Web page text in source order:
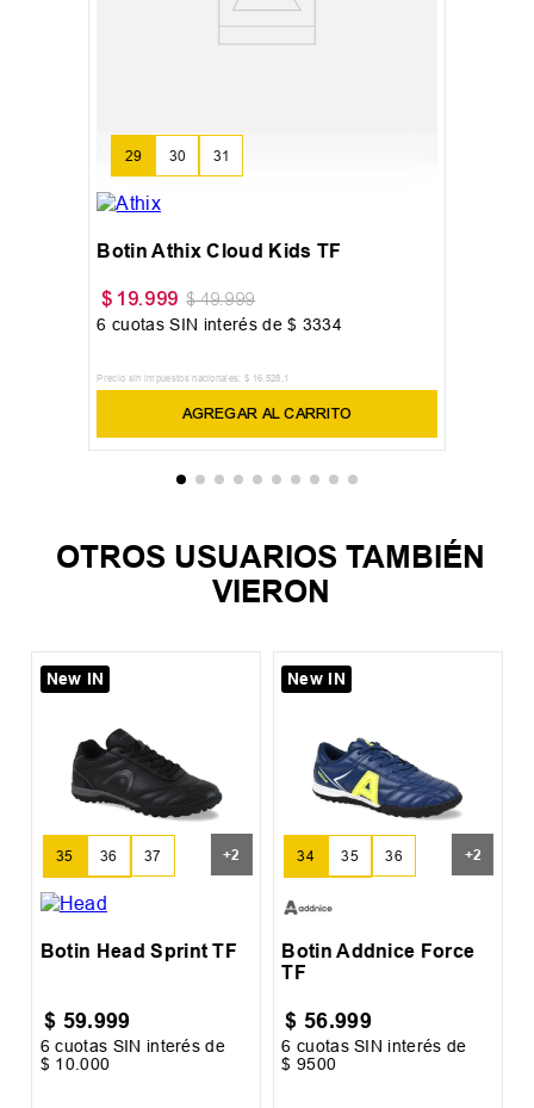
29 30 31
Botin Athix Cloud Kids TF
$ 19.999 $ 49.999
6 cuotas SIN interés de$ 3334
Precio sin impuestos nacionales: $ 16.528 ,1
AGREGAR AL CARRITO
OTROS USUARIOS TAMBIÉN
VIERON
New IN
35 36 37
38 39
+2
Botin Head Sprint TF
$ 59.999
6 cuotas SIN interés de
$ 10.000
New IN
34 35 36 +2
Botin Addnice Force
TF
$ 56.999
6 cuotas SIN interés de
$ 9500